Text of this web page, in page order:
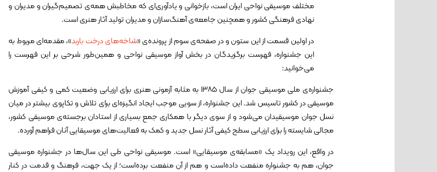
مختلف موسیقی نواحی ایران است، بازخوانی و یادآوری‌ای که مخاطبش همه‌ی تصمیم‌گیران و مدیران و
نهادی فرهنگی کشور و همچنین جامعه‌ی آهنگ‌سازان و مدیران تولید آثار هنری است.
در اولین قسمت از این ستون و در صفحه‌ی سوم از پرونده‌ی «شاخه‌های درخت باربد»، مقدمه‌ای مربوط به
این جشنواره، فهرست برگزیدگان در بخش آواز موسیقی نواحی و همین‌طور شرحی بر این فهرست را
می‌خوانید:
جشنواره‌ی ملی موسیقی جوان از سال ۱۳۸۵ به مثابه آزمونی هنری برای ارزیابی وضعیت کمی و کیفی آموزش
موسیقی در کشور تاسیس شد. این جشنواره، از سویی موجب ایجاد انگیزه‌ای برای تلاش و تکاپوی بیشتر در میان
نسل جوان موسیقیدان می‌شود و از سوی دیگر با همکاری جمع بسیاری از استادان برجسته‌ی موسیقی کشور،
مجالی شایسته را برای ارزیابی سطح کیفی آثار نسل جدید و کمک به فعالیت‌های موسیقایی آنان فراهم آورده.
در واقع، این رویداد یک «مسابقه‌ی موسیقایی» است. موسیقی نواحی طی این سال‌ها در جشنواره موسیقی
جوان، هم به جشنواره منفعت داده‌است و هم از آن منفعت برده‌است؛ از یک جهت، فرهنگ و قدمت در کنار